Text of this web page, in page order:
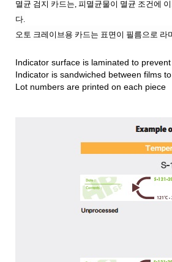
멸균 검지 카드는, 피멸균물이 멸균 조건에
다.
오토 크레이브용 카드는 표면이 필름으로
Indicator surface is laminated to
Indicator is sandwiched between films
Lot numbers are printed on each piece